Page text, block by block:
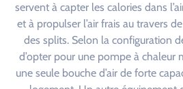
servent à capter les calories dans
et à propulser l’air frais au travers
des splits. Selon la configuration
d’opter pour une pompe à chaleur
une seule bouche d’air de forte